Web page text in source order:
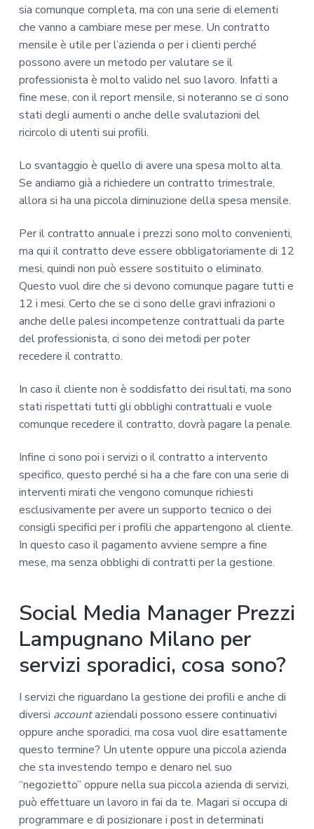
sia comunque completa, ma con una serie di elementi
che vanno a cambiare mese per mese. Un contratto
mensile è utile per l’azienda o per i clienti perché
possono avere un metodo per valutare se il
professionista è molto valido nel suo lavoro. Infatti a
fine mese, con il report mensile, si noteranno se ci sono
stati degli aumenti o anche delle svalutazioni del
ricircolo di utenti sui profili.
Lo svantaggio è quello di avere una spesa molto alta.
Se andiamo già a richiedere un contratto trimestrale,
allora si ha una piccola diminuzione della spesa mensile.
Per il contratto annuale i prezzi sono molto convenienti,
ma qui il contratto deve essere obbligatoriamente di 12
mesi, quindi non può essere sostituito o eliminato.
Questo vuol dire che si devono comunque pagare tutti e
12 i mesi. Certo che se ci sono delle gravi infrazioni o
anche delle palesi incompetenze contrattuali da parte
del professionista, ci sono dei metodi per poter
recedere il contratto.
In caso il cliente non è soddisfatto dei risultati, ma sono
stati rispettati tutti gli obblighi contrattuali e vuole
comunque recedere il contratto, dovrà pagare la penale.
Infine ci sono poi i servizi o il contratto a intervento
specifico, questo perché si ha a che fare con una serie di
interventi mirati che vengono comunque richiesti
esclusivamente per avere un supporto tecnico o dei
consigli specifici per i profili che appartengono al cliente.
In questo caso il pagamento avviene sempre a fine
mese, ma senza obblighi di contratti per la gestione.
Social Media Manager Prezzi
Lampugnano Milano per
servizi sporadici, cosa sono?
I servizi che riguardano la gestione dei profili e anche di
diversi accountaziendali possono essere continuativi
oppure anche sporadici, ma cosa vuol dire esattamente
questo termine? Un utente oppure una piccola azienda
che sta investendo tempo e denaro nel suo
“negozietto” oppure nella sua piccola azienda di servizi,
può effettuare un lavoro in fai da te. Magari si occupa di
programmare e di posizionare i post in determinati